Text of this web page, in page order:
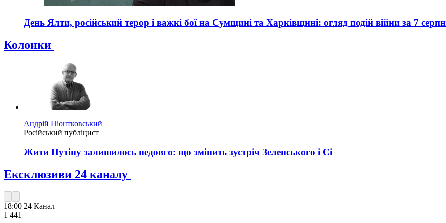
День Ялти, російський терор і важкі бої на Сумщині та Харківщині: огляд подій війни за 7
Колонки
Андрій Піонтковський
Російський публіцист
Жити Путіну залишилось недовго: що змінить зустріч Зеленського і Сі
Ексклюзиви 24 каналу
18:00 24 Канал
1 441